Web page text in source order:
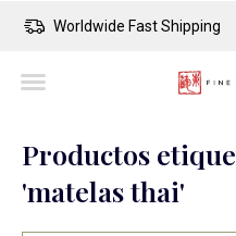
Safe Payment
Productos
'matelas thai'